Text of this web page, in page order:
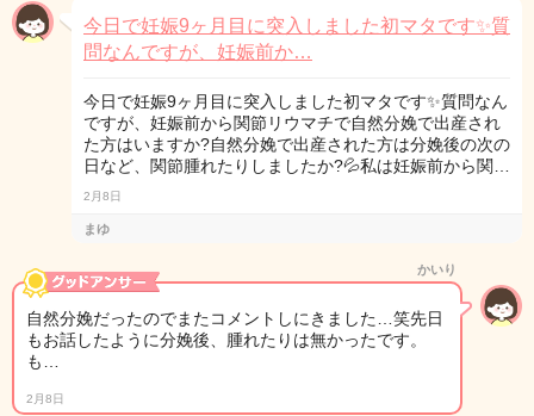
今日で妊娠9ヶ月目に突入しました初マタです✨質
問なんですが、妊娠前か…
今日で妊娠9ヶ月目に突入しました初マタです✨質問なん
ですが、妊娠前から関節リウマチで自然分娩で出産され
た方はいますか?自然分娩で出産された方は分娩後の次の
日など、関節腫れたりしましたか?💦私は妊娠前から関…
2月8日
まゆ
かいり
自然分娩だったのでまたコメントしにきました…笑先日
もお話したように分娩後、腫れたりは無かったです。
も…
2月8日